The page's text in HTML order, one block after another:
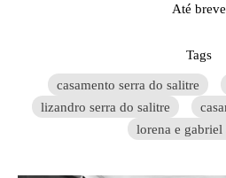
Até breve
Tags
casamento serra do salitre
lizandro serra do salitre
lorena e gabriel